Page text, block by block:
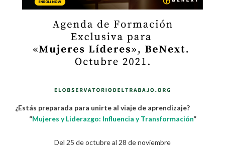
¿Estás preparada para unirte al viaje de aprendizaje?
“Mujeres y Liderazgo: Influencia y Transformación”
Del 25 de octubre al 28 de noviembre